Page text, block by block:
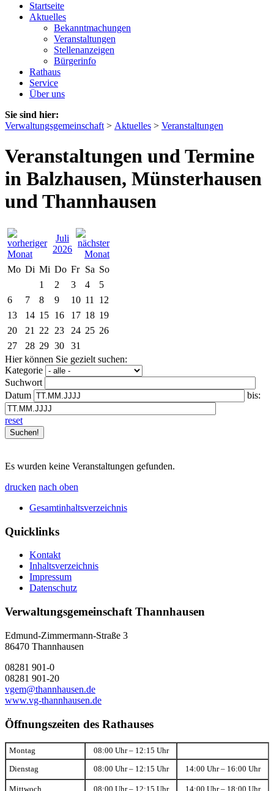
Startseite
Aktuelles
Bekanntmachungen
Veranstaltungen
Stellenanzeigen
Bürgerinfo
Rathaus
Service
Über uns
Sie sind hier:
Verwaltungsgemeinschaft > Aktuelles > Veranstaltungen
Veranstaltungen und Termine
in Balzhausen, Münsterhausen
und Thannhausen
Juli
2026
Mo Di Mi Do Fr Sa So
1
2 3 4
5
6
7 8 9 10 11
12
13
14 15 16 17 18 19
20
21 22 23 24 25 26
27
28 29 30
31
Hier können Sie gezielt suchen:
Kategorie
Suchwort
Datum
bis:
reset
Es wurden keine Veranstaltungen gefunden.
drucken nach oben
Gesamtinhaltsverzeichnis
Quicklinks
Kontakt
Inhaltsverzeichnis
Impressum
Datenschutz
Verwaltungsgemeinschaft Thannhausen
Edmund-Zimmermann-Straße 3
86470 Thannhausen
08281 901-0
08281 901-20
vgem@thannhausen.de
www.vg-thannhausen.de
Öffnungszeiten des Rathauses
Montag 08:00 Uhr – 12:15 Uhr
Dienstag 08:00 Uhr – 12:15 Uhr 14:00 Uhr – 16:00 Uhr